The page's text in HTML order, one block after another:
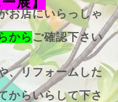
お店にいらっしゃ
からご確認下さい
、リフォームした
からいらして下さ